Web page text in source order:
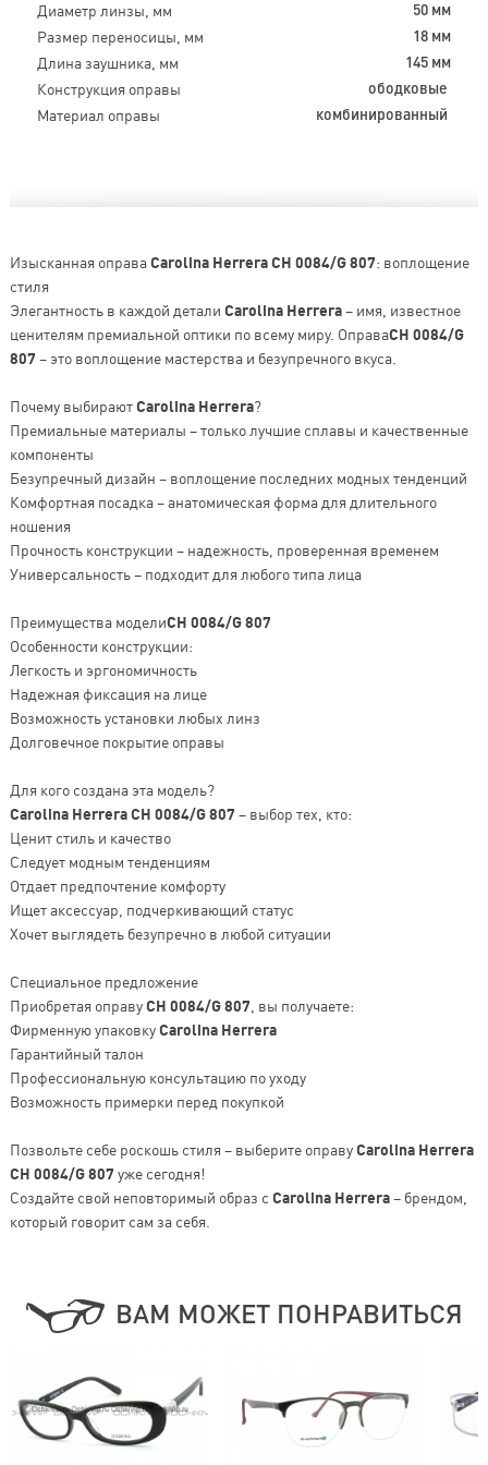
Диаметр линзы, мм 50 мм
Размер переносицы, мм 18 мм
Длина заушника, мм 145 мм
Конструкция оправы ободковые
Материал оправы комбинированный
Изысканная оправаCarolina Herrera CH 0084/G 807: воплощение
стиля
Элегантность в каждой детали Carolina Herrera– имя, известное
ценителям премиальной оптики по всему миру. ОправаCH 0084/G
807 – это воплощение мастерства и безупречного вкуса.
Почему выбираютCarolina Herrera?
Премиальные материалы – только лучшие сплавы и качественные
компоненты
Безупречный дизайн – воплощение последних модных тенденций
Комфортная посадка – анатомическая форма для длительного
ношения
Прочность конструкции – надежность, проверенная временем
Универсальность – подходит для любого типа лица
Преимущества моделиCH 0084/G 807
Особенности конструкции:
Легкость и эргономичность
Надежная фиксация на лице
Возможность установки любых линз
Долговечное покрытие оправы
Для кого создана эта модель?
Carolina Herrera CH 0084/G 807 – выбор тех, кто:
Ценит стиль и качество
Следует модным тенденциям
Отдает предпочтение комфорту
Ищет аксессуар, подчеркивающий статус
Хочет выглядеть безупречно в любой ситуации
Специальное предложение
Приобретая оправуCH 0084/G 807 , вы получаете:
Фирменную упаковкуCarolina Herrera
Гарантийный талон
Профессиональную консультацию по уходу
Возможность примерки перед покупкой
Позвольте себе роскошь стиля – выберите оправуCarolina Herrera
CH 0084/G 807 уже сегодня!
Создайте свой неповторимый образ с Carolina Herrera– брендом,
который говорит сам за себя.
ВАМ МОЖЕТ ПОНРАВИТЬСЯ